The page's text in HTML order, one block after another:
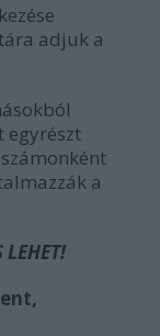
adjuk a
egyrészt
a
LEHET!